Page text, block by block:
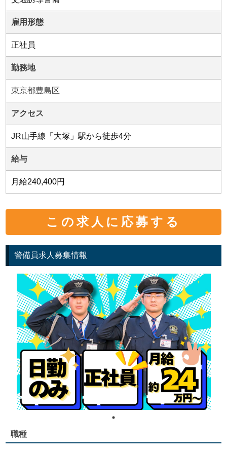
雇用形態
正社員
勤務地
東京都豊島区
アクセス
JR山手線「大塚」駅から徒歩4分
給与
月給240,400円
この求人に応募する
警備員求人募集情報
職種